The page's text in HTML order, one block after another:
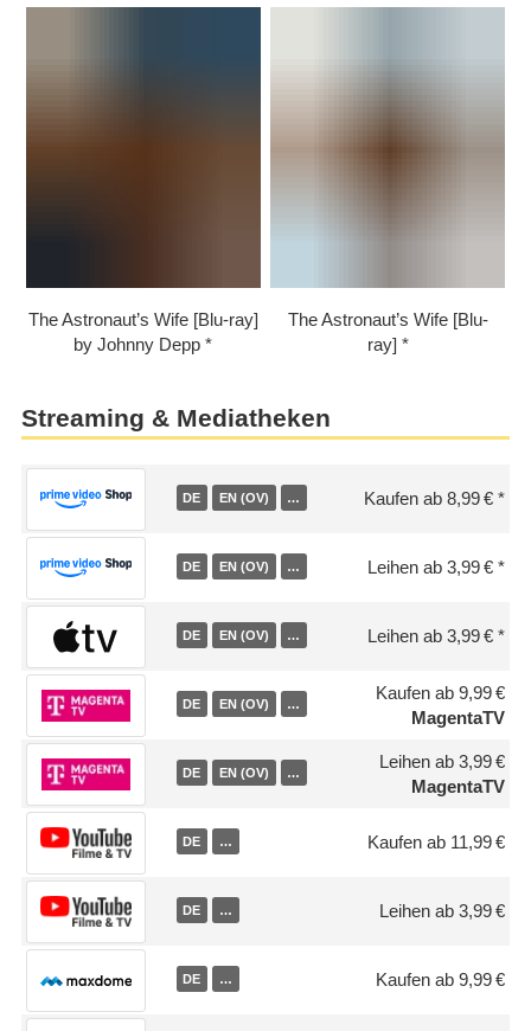
The Astronaut’s Wife [Blu-ray]
by Johnny Depp
The Astronaut’s Wife [Blu-
ray]
Streaming & Mediatheken
DE EN (OV) … Kaufen ab 8,99 €
DE EN (OV) … Leihen ab 3,99 €
DE EN (OV) … Leihen ab 3,99 €
DE EN (OV) …
Kaufen ab 9,99 €
MagentaTV
DE EN (OV) …
Leihen ab 3,99 €
MagentaTV
DE … Kaufen ab 11,99 €
DE … Leihen ab 3,99 €
DE … Kaufen ab 9,99 €